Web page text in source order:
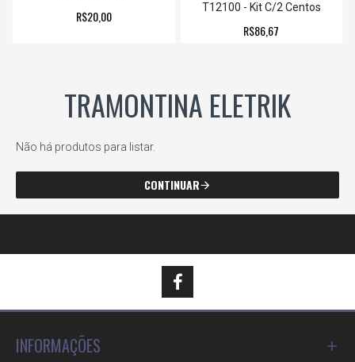
R$20,00
T12100 - Kit C/2 Centos
R$86,67
TRAMONTINA ELETRIK
Não há produtos para listar.
CONTINUAR
INFORMAÇÕES